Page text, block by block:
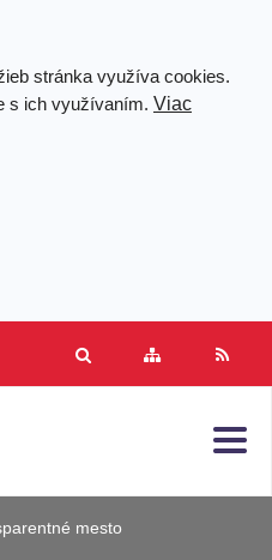
stránka využíva cookies.
s ich využívaním. Viac
Mapa
RSS
mesto